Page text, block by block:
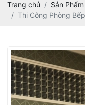
Trang chủ Sản Phẩm
Thi Công Phòng Bếp